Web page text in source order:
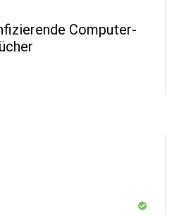
Computer-